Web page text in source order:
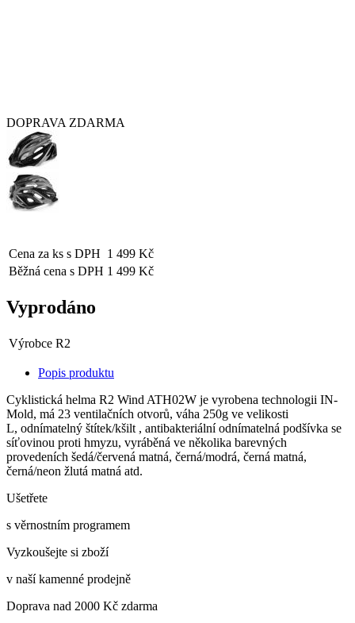
DOPRAVA ZDARMA
Cena za ks s DPH 1 499 Kč
Běžná cena s DPH 1 499 Kč
Vyprodáno
Výrobce R2
Popis produktu
Cyklistická helma R2 Wind ATH02W je vyrobena technologii IN-
Mold, má 23 ventilačních otvorů, váha 250g ve velikosti
L, odnímatelný štítek/kšilt , antibakteriální odnímatelná podšívka se
síťovinou proti hmyzu, vyráběná ve několika barevných
provedeních šedá/červená matná, černá/modrá, černá matná,
černá/neon žlutá matná atd.
Ušetřete
s věrnostním programem
Vyzkoušejte si zboží
v naší kamenné prodejně
Doprava nad 2000 Kč zdarma